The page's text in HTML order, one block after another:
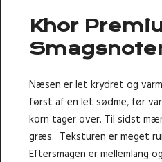
Khor
Næsen er let krydret og
først af en let sødme, før
korn tager over. Til sidst
græs. Teksturen er meget
Eftersmagen er mellemlang